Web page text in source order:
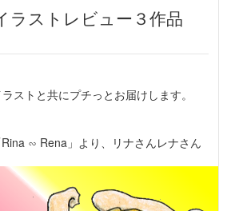
ストレビュー３作品
ストと共にプチっとお届けします。
∽ Rena」より、リナさんレナさん